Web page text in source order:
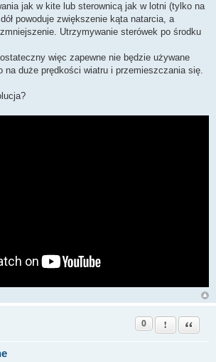
jak w kite lub sterownicą jak w lotni (tylko na
powoduje zwiększenie kąta natarcia, a
Utrzymywanie sterówek po środku
więc zapewne nie będzie używane
na duże prędkości wiatru i przemieszczania się.
0 Zgłoś ten post
Cytuj